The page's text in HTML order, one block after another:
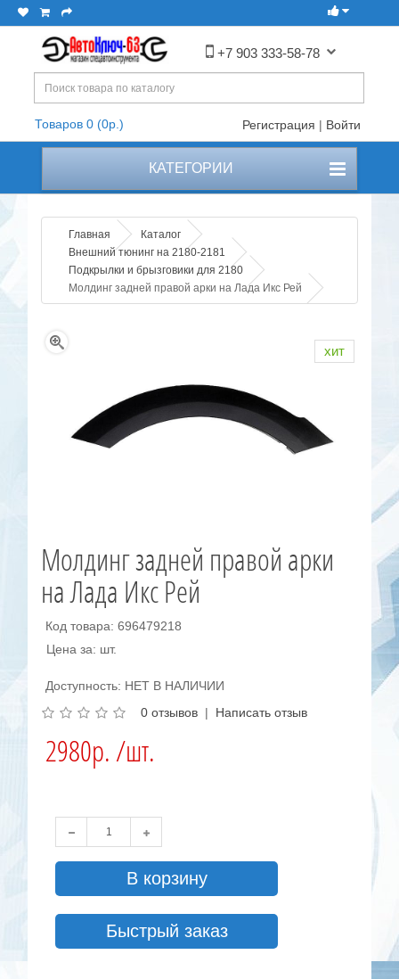
+7 903 333-58-78
Товаров 0 (0р.) Регистрация | Войти
КАТЕГОРИИ
Главная
Каталог
Внешний тюнинг на 2180-2181
Подкрылки и брызговики для 2180
Молдинг задней правой арки на Лада Икс Рей
хит
Молдинг задней правой арки
на Лада Икс Рей
Код товара: 696479218
Цена за: шт.
Доступность: НЕТ В НАЛИЧИИ
0 отзывов | Написать отзыв
2980р. /шт.
В корзину
Быстрый заказ